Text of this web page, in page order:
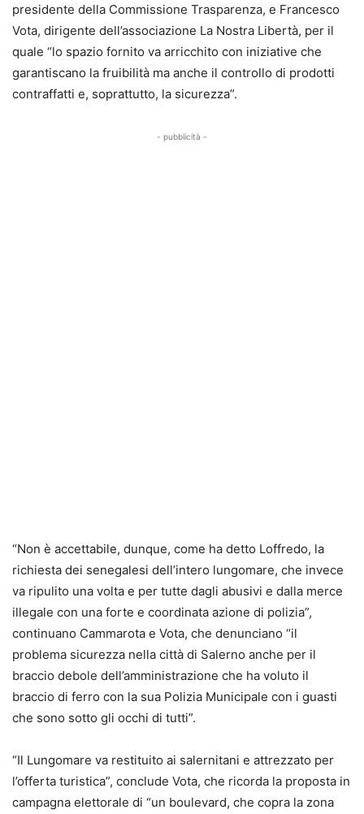
presidente della Commissione Trasparenza, e Francesco
Vota, dirigente dell’associazione La Nostra Libertà, per il
quale “lo spazio fornito va arricchito con iniziative che
garantiscano la fruibilità ma anche il controllo di prodotti
contraffatti e, soprattutto, la sicurezza”.
- pubblicità -
“Non è accettabile, dunque, come ha detto Loffredo, la
richiesta dei senegalesi dell’intero lungomare, che invece
va ripulito una volta e per tutte dagli abusivi e dalla merce
illegale con una forte e coordinata azione di polizia”,
continuano Cammarota e Vota, che denunciano “il
problema sicurezza nella città di Salerno anche per il
braccio debole dell’amministrazione che ha voluto il
braccio di ferro con la sua Polizia Municipale con i guasti
che sono sotto gli occhi di tutti”.
“Il Lungomare va restituito ai salernitani e attrezzato per
l’offerta turistica”, conclude Vota, che ricorda la proposta in
campagna elettorale di “un boulevard, che copra la zona